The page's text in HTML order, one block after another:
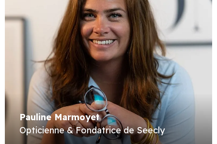
Pauline Marmoyet
Opticienne & Fondatrice de Seecly